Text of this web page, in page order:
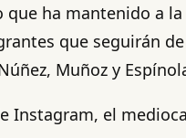
que ha mantenido a
que seguirán
Muñoz y
Instagram, el